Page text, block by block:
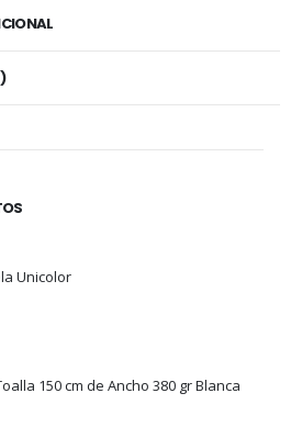
Unicolor
150 cm de Ancho 380 gr Blanca